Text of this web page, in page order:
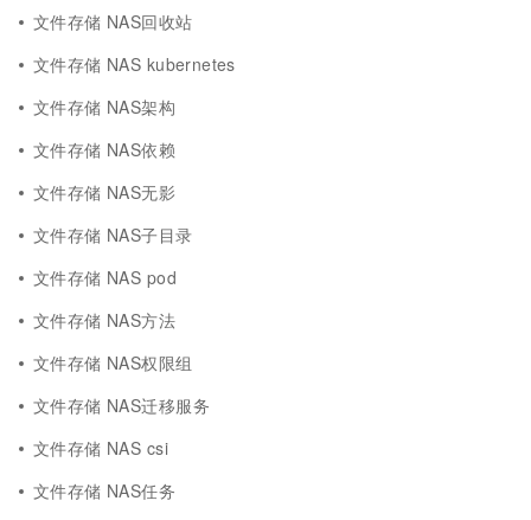
文件存储 NAS回收站
文件存储 NAS kubernetes
文件存储 NAS架构
文件存储 NAS依赖
文件存储 NAS无影
文件存储 NAS子目录
文件存储 NAS pod
文件存储 NAS方法
文件存储 NAS权限组
文件存储 NAS迁移服务
文件存储 NAS csi
文件存储 NAS任务